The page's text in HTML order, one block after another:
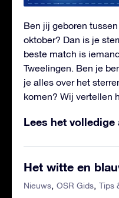
Ben jij geboren
oktober? Dan is je
beste match is
Tweelingen. Ben je
je alles over het
komen? Wij vertellen
Lees het volledige
Het witte en
Nieuws OSR Gids Tips